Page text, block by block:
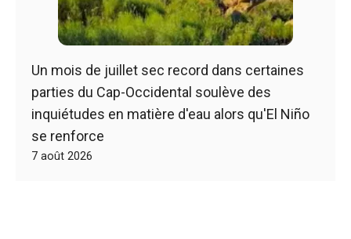
Un mois de juillet sec record dans certaines
parties du Cap-Occidental soulève des
inquiétudes en matière d'eau alors qu'El Niño
se renforce
7 août 2026